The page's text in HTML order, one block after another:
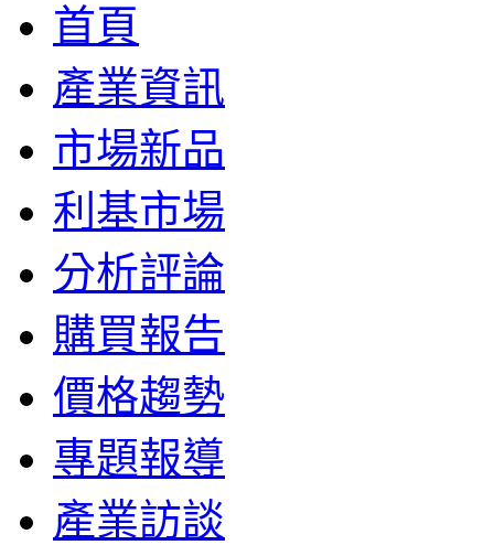
首頁
產業資訊
市場新品
利基市場
分析評論
購買報告
價格趨勢
專題報導
產業訪談